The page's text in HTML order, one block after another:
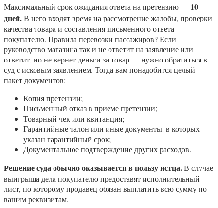
Максимальный срок ожидания ответа на претензию — 10
дней.В него входят время на рассмотрение жалобы, проверки
качества товара и составления письменного ответа
покупателю. Правила перевозки пассажиров? Если
руководство магазина так и не ответит на заявление или
ответит, но не вернет деньги за товар — нужно обратиться в
суд с исковым заявлением. Тогда вам понадобится целый
пакет документов:
Копия претензии;
Письменный отказ в приеме претензии;
Товарный чек или квитанция;
Гарантийные талон или иные документы, в которых
указан гарантийный срок;
Документальное подтверждение других расходов.
Решение суда обычно оказывается в пользу истца.В случае
выигрыша дела покупателю предоставят исполнительный
лист, по которому продавец обязан выплатить всю сумму по
вашим реквизитам.